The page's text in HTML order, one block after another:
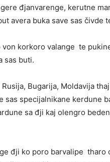
đjanvarenge, kerutne
avera buka save sas čivde
korkoro valange te
sas buti.
Bugarija, Moldavija
specijalnikane kerdune
sa đji kaj olengro
đji ko poro barvalipe tharo